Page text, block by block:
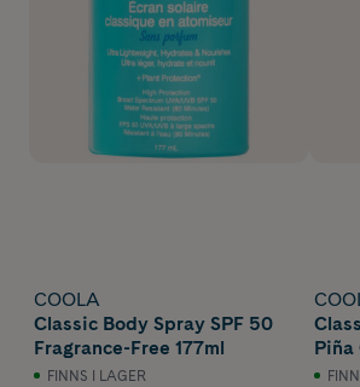
COOLA
Classic Body Spray SPF 50
Fragrance-Free 177ml
FINNS I LAGER
Piña